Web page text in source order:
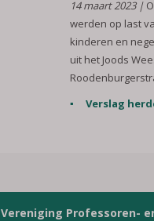
14 maart 2023 |
werden op last
kinderen en
uit het Joods
Verslag
Vereniging Professoren-